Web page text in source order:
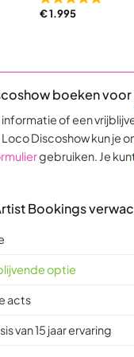
Rated
5,0
5
on
9
ratings
€1.995
boeken voor
of een
Discoshow kun je
gebruiken. Je
Bookings
optie
acts
van 15 jaar ervaring